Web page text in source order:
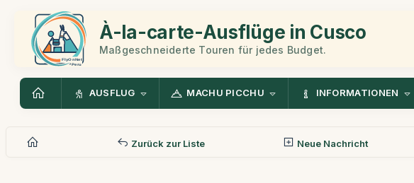
À-la-carte-Ausflüge in Cusco
Maßgeschneiderte Touren für jedes Budget.
AUSFLUG MACHU PICCHU INFORMATIONEN
Zurück zur Liste Neue Nachricht